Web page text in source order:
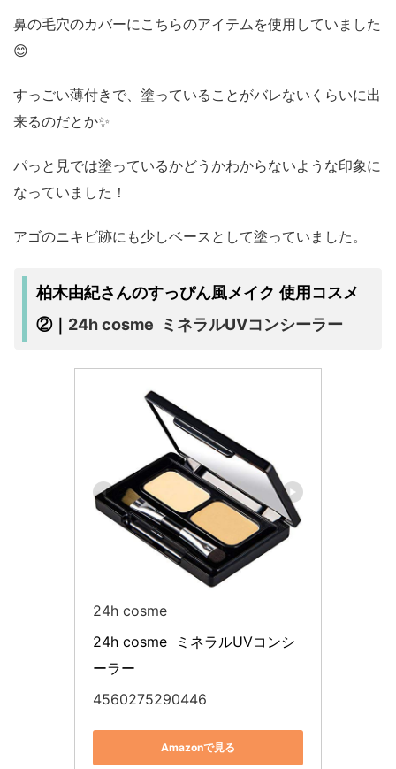
鼻の毛穴のカバーにこちらのアイテムを使用していました
😊
すっごい薄付きで、塗っていることがバレないくらいに出
来るのだとか✨
パっと見では塗っているかどうかわからないような印象に
なっていました！
アゴのニキビ跡にも少しベースとして塗っていました。
柏木由紀さんのすっぴん風メイク 使用コスメ
②｜ 24h cosme ミネラルUVコンシーラー
24h cosme
24h cosme  ミネラルUVコンシ
ーラー
4560275290446
Amazonで見る